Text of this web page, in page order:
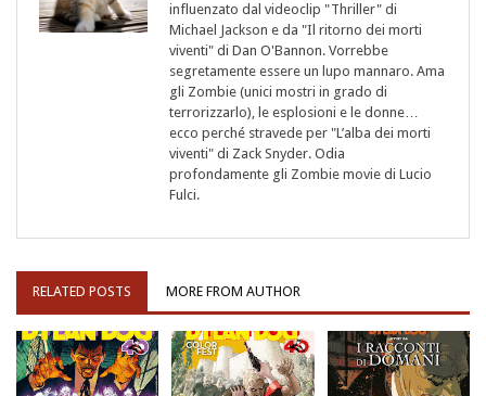
influenzato dal videoclip "Thriller" di
Michael Jackson e da "Il ritorno dei morti
viventi" di Dan O'Bannon. Vorrebbe
segretamente essere un lupo mannaro. Ama
gli Zombie (unici mostri in grado di
terrorizzarlo), le esplosioni e le donne…
ecco perché stravede per "L’alba dei morti
viventi" di Zack Snyder. Odia
profondamente gli Zombie movie di Lucio
Fulci.
RELATED POSTS MORE FROM AUTHOR